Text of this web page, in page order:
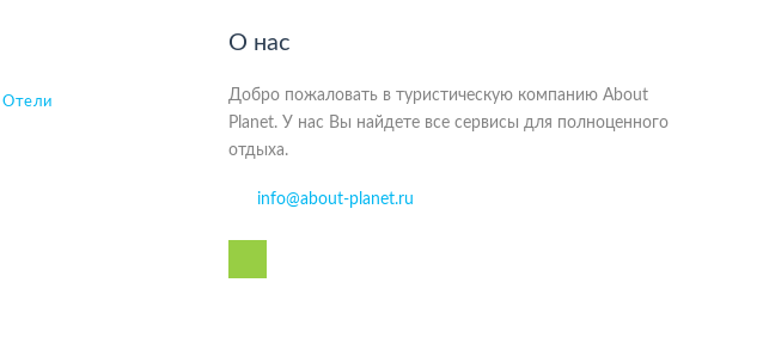
Отели
О нас
Добро пожаловать в туристическую компанию About
Planet. У нас Вы найдете все сервисы для полноценного
отдыха.
info@about-planet.ru